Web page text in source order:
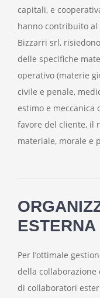
capitali, e
hanno contribuito al
Bizzarri srl,
delle specifiche
operativo (materie
civile e penale,
estimo e
favore del cliente, il
materiale, morale e
ESTERNA
Per l’ottimale
della
di collaboratori